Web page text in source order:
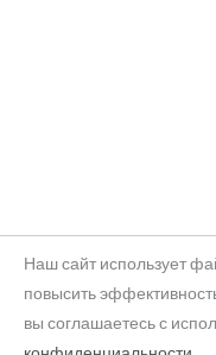
Наш сайт использует
повысить
вы соглашаетесь с